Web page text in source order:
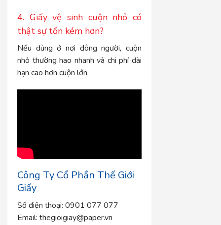
4. Giấy vệ sinh cuộn nhỏ có
thật sự tốn kém hơn?
Nếu dùng ở nơi đông người, cuộn
nhỏ thường hao nhanh và chi phí dài
hạn cao hơn cuộn lớn.
Công Ty Cổ Phần Thế Giới
Giấy
Số điện thoại: 0901 077 077
Email: thegioigiay@paper.vn